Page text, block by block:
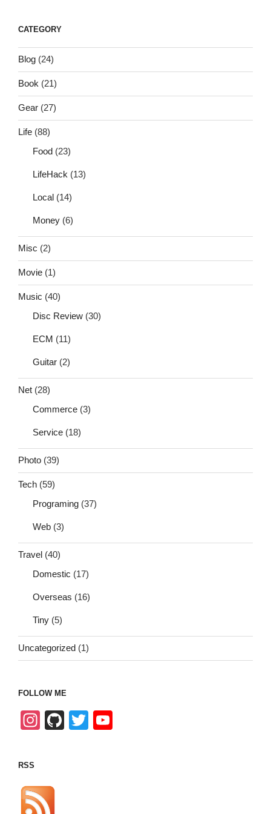
CATEGORY
Blog (24)
Book (21)
Gear (27)
Life (88)
Food (23)
LifeHack (13)
Local (14)
Money (6)
Misc (2)
Movie (1)
Music (40)
Disc Review (30)
ECM (11)
Guitar (2)
Net (28)
Commerce (3)
Service (18)
Photo (39)
Tech (59)
Programing (37)
Web (3)
Travel (40)
Domestic (17)
Overseas (16)
Tiny (5)
Uncategorized (1)
FOLLOW ME
In
a
Gi T
RSS